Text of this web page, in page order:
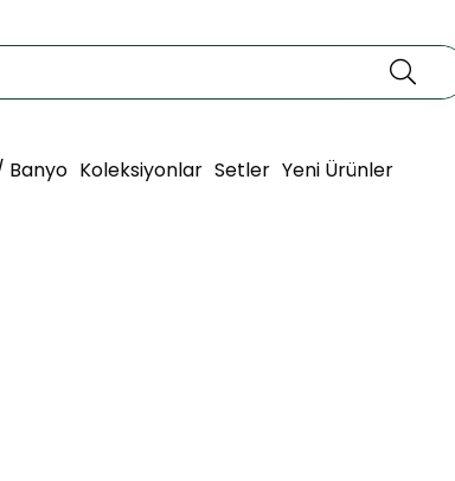
Banyo Koleksiyonlar Setler Yeni Ürünler